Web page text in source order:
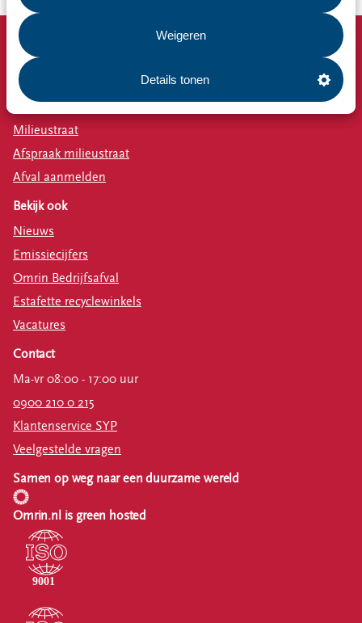
Weigeren
Details tonen
Snel naar
Afvalkalender
Milieustraat
Afspraak milieustraat
Afval aanmelden
Bekijk ook
Nieuws
Emissiecijfers
Omrin Bedrijfsafval
Estafette recyclewinkels
Vacatures
Contact
Ma-vr 08:00 - 17:00 uur
0900 210 0 215
Klantenservice SYP
Veelgestelde vragen
Samen op weg naar een duurzame wereld
Omrin.nl is green hosted